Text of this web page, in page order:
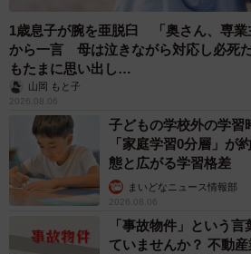
1歳息子が腕を亜脱臼 「奥さん、専業
から一言 母は泣きながら対応し必死
もたまに思い出し…
山岡 もと子
2026.08.06
子どもの学校外の学
「家庭学習0分層」が
態と広がる学習格差
まいどなニュース情報部
2026.08.06
「事故物件」という
ていませんか？ 不動